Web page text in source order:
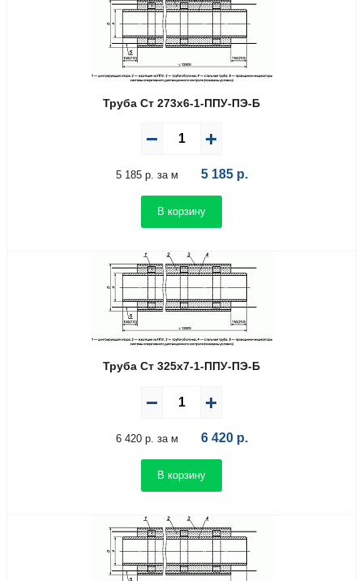
Труба Ст 273х6-1-ППУ-ПЭ-Б
5 185 р. за м 5 185р.
В корзину
Труба Ст 325х7-1-ППУ-ПЭ-Б
6 420 р. за м 6 420р.
В корзину